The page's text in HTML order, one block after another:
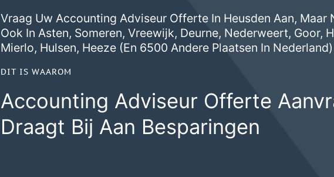
Vraag Uw Accounting Adviseur Offerte In Heusden Aan, Maar
Ook In Asten, Someren,Vreewijk, Deurne, Nederweert, Goor,
Mierlo, Hulsen, Heeze (en 6500 Andere Plaatsen In Nederland)
DIT IS WAAROM
Accounting Adviseur Offerte
Draagt Bij Aan Besparingen